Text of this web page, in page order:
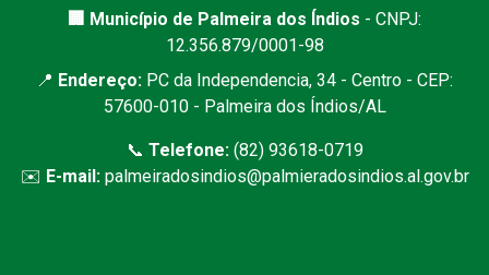
🏢 Município de Palmeira dos Índios - CNPJ:
12.356.879/0001-98
📍 Endereço: PC da Independencia, 34 - Centro - CEP:
57600-010 - Palmeira dos Índios/AL
📞 Telefone:(82) 93618-0719
✉️ E-mail: palmeiradosindios@palmieradosindios.al.gov.br